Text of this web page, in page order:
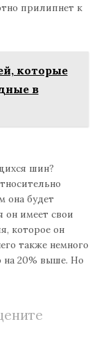
прилипнет к
которые
в
шин?
она будет
он имеет свои
которое он
также немного
на 20% выше. Но